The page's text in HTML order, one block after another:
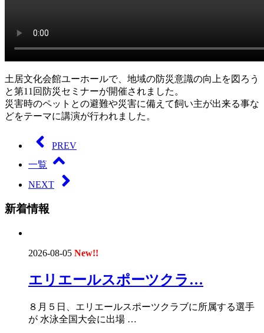
土居文化会館ユーホールで、地域の防災意識の向上を図ろう
と第11回防災セミナーが開催されました。
災害時のペットとの避難や災害に備えて飼い主が出来る事な
どをテーマに講演が行われました。
PREV
一覧
NEXT
新着情報
2026-08-05 New!!
エリエールスポーツクラ…
８月５日、エリエールスポーツクラブに所属する選手
が 水泳全国大会に出場 …